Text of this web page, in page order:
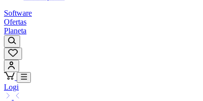
Software
Ofertas
Planeta
Logi